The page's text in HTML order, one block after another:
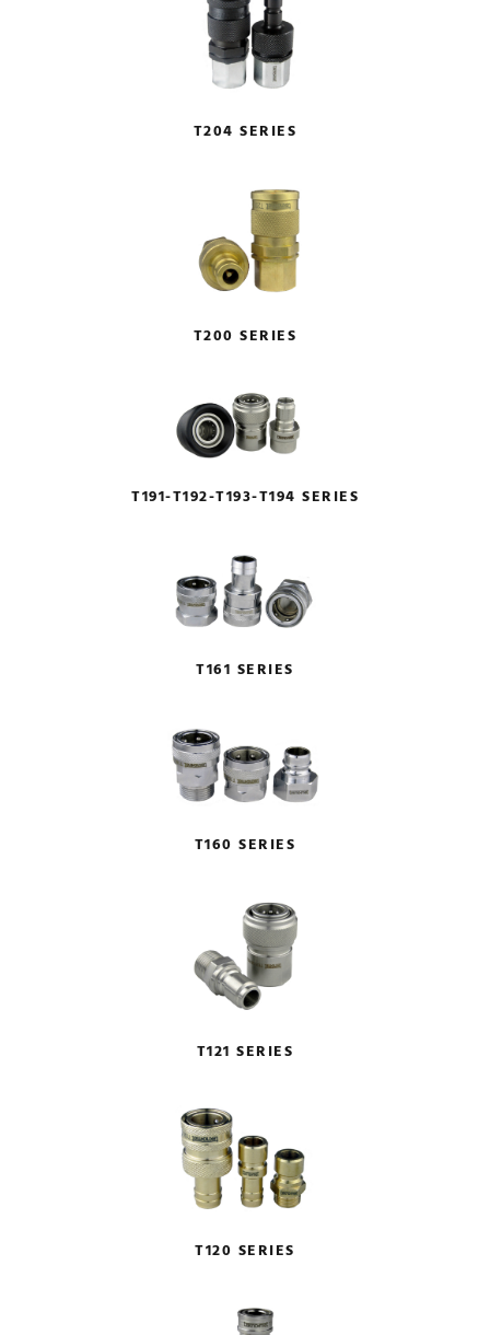
T204 SERIES
T200 SERIES
T191-T192-T193-T194 SERIES
T161 SERIES
T160 SERIES
T121 SERIES
T120 SERIES